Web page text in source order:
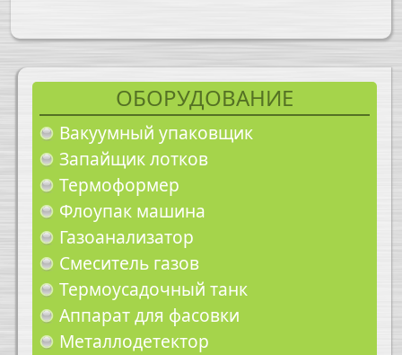
ОБОРУДОВАНИЕ
Вакуумный упаковщик
Запайщик лотков
Термоформер
Флоупак машина
Газоанализатор
Смеситель газов
Термоусадочный танк
Аппарат для фасовки
Металлодетектор